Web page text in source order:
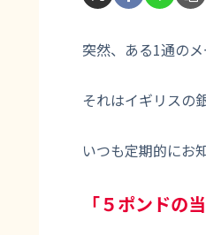
突然、ある1通のメ
それはイギリスの
いつも定期的にお
「５ポンドの